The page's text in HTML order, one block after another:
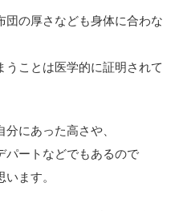
団の厚さなども身体に合わな
ことは医学的に証明されて
にあった高さや、
パートなどでもあるので
ます。